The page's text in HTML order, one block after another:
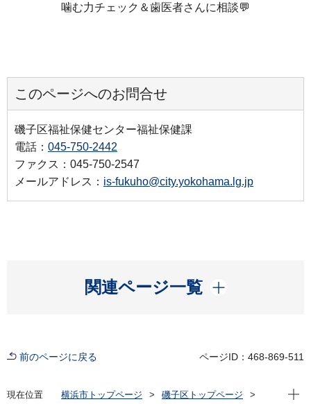
噛む力チェック＆歯医者さんに相談💬
このページへのお問合せ
磯子区福祉保健センター福祉保健課
電話： 045-750-2442
ファクス：045-750-2547
メールアドレス： is-fukuho@city.yokohama.lg.jp
関連ページ一覧
開く
前のページに戻る ページID：468-869-511
現在位置 横浜市トップページ
磯子区トップページ
現在